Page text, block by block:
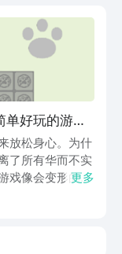
好玩的游戏
放松身心。为什
了所有华而不实
戏像会变形的积
体验。当你点
更多